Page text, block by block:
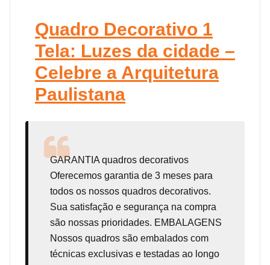
Quadro Decorativo 1
Tela: Luzes da cidade –
Celebre a Arquitetura
Paulistana
GARANTIA quadros decorativos
Oferecemos garantia de 3 meses para
todos os nossos quadros decorativos.
Sua satisfação e segurança na compra
são nossas prioridades. EMBALAGENS
Nossos quadros são embalados com
técnicas exclusivas e testadas ao longo